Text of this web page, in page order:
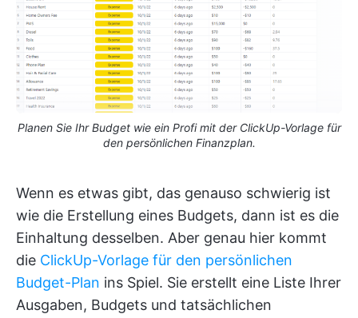
Planen Sie Ihr Budget wie ein Profi mit der ClickUp-Vorlage für
den persönlichen Finanzplan.
Wenn es etwas gibt, das genauso schwierig ist
wie die Erstellung eines Budgets, dann ist es die
Einhaltung desselben. Aber genau hier kommt
die ClickUp-Vorlage für den persönlichen
Budget-Plan ins Spiel. Sie erstellt eine Liste Ihrer
Ausgaben, Budgets und tatsächlichen